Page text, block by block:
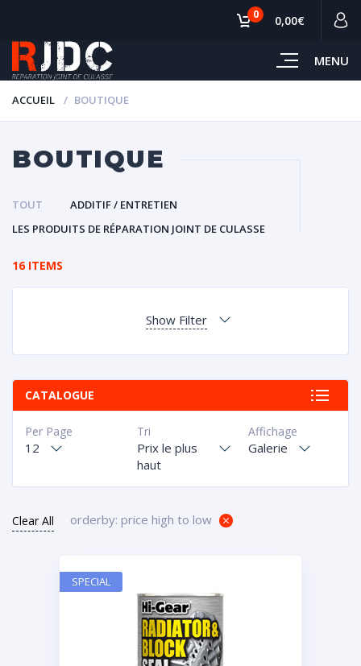
MENU
0 0,00€
ACCUEIL BOUTIQUE
BOUTIQUE
TOUT
ADDITIF / ENTRETIEN
LES PRODUITS DE RÉPARATION JOINT DE CULASSE
16 ITEMS
Show Filter
CATALOGUE
Affichage
Galerie
Tri
Prix le plus
haut
Per Page
12
Clear All orderby: price high to low
SPECIAL